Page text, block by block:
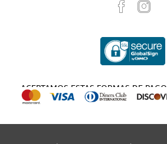
ACEPTAMOS ESTAS FORMAS DE PAGO